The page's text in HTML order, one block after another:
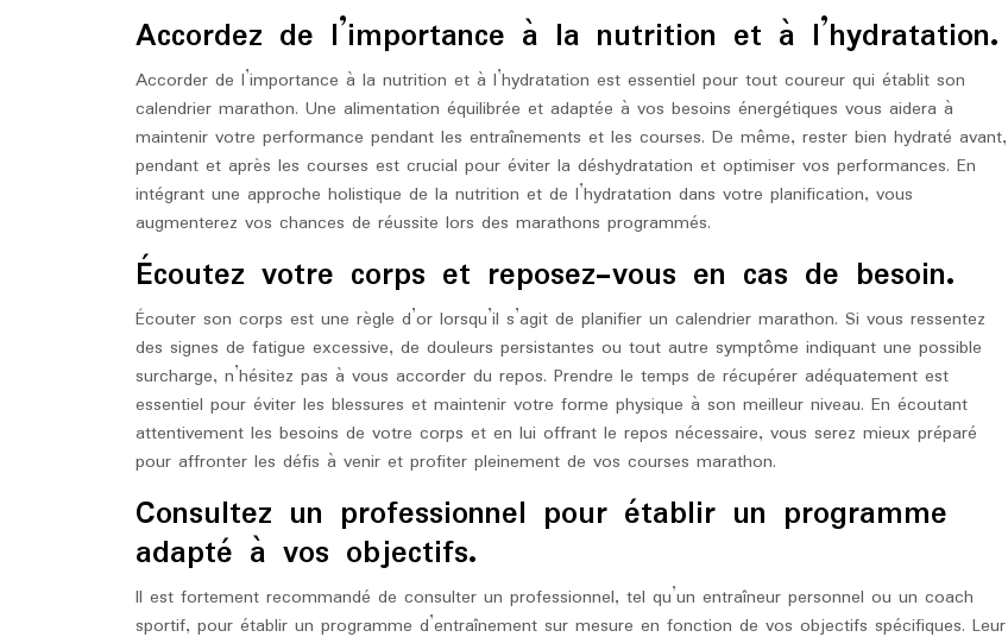
Accordez de l’importance à la nutrition et à l’hydratation.
Accorder de l’importance à la nutrition et à l’hydratation est essentiel pour tout coureur qui établit son
calendrier marathon. Une alimentation équilibrée et adaptée à vos besoins énergétiques vous aidera à
maintenir votre performance pendant les entraînements et les courses. De même, rester bien hydraté avant,
pendant et après les courses est crucial pour éviter la déshydratation et optimiser vos performances. En
intégrant une approche holistique de la nutrition et de l’hydratation dans votre planification, vous
augmenterez vos chances de réussite lors des marathons programmés.
Écoutez votre corps et reposez-vous en cas de besoin.
Écouter son corps est une règle d’or lorsqu’il s’agit de planifier un calendrier marathon. Si vous ressentez
des signes de fatigue excessive, de douleurs persistantes ou tout autre symptôme indiquant une possible
surcharge, n’hésitez pas à vous accorder du repos. Prendre le temps de récupérer adéquatement est
essentiel pour éviter les blessures et maintenir votre forme physique à son meilleur niveau. En écoutant
attentivement les besoins de votre corps et en lui offrant le repos nécessaire, vous serez mieux préparé
pour affronter les défis à venir et profiter pleinement de vos courses marathon.
Consultez un professionnel pour établir un programme
adapté à vos objectifs.
Il est fortement recommandé de consulter un professionnel, tel qu’un entraîneur personnel ou un coach
sportif, pour établir un programme d’entraînement sur mesure en fonction de vos objectifs spécifiques. Leur